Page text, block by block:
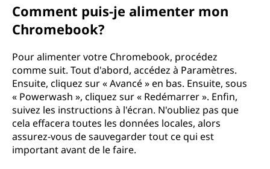
Comment puis-je alimenter mon
Chromebook?
Pour alimenter votre Chromebook, procédez
comme suit. Tout d'abord, accédez à Paramètres.
Ensuite, cliquez sur « Avancé » en bas. Ensuite, sous
« Powerwash », cliquez sur « Redémarrer ». Enfin,
suivez les instructions à l'écran. N'oubliez pas que
cela effacera toutes les données locales, alors
assurez-vous de sauvegarder tout ce qui est
important avant de le faire.